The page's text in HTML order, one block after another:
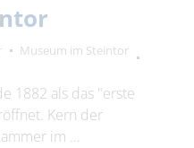
Museum im Steintor
1882 als das "erste
Kern der
im …